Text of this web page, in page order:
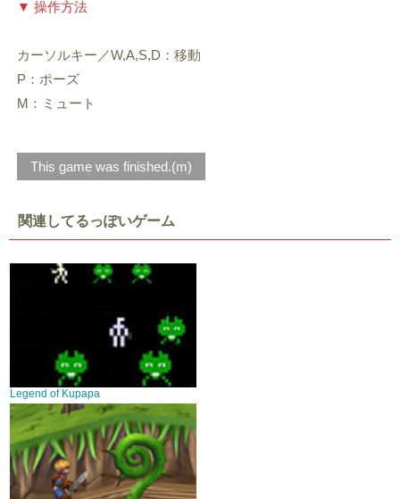
▼ 操作方法
カーソルキー／W,A,S,D：移動
P：ポーズ
M：ミュート
This game was finished.(m)
関連してるっぽいゲーム
Legend of Kupapa